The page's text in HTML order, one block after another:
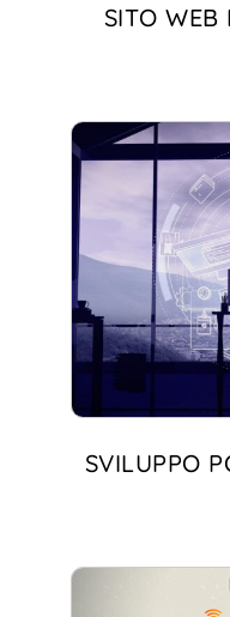
SITO WEB
SVILUPPO